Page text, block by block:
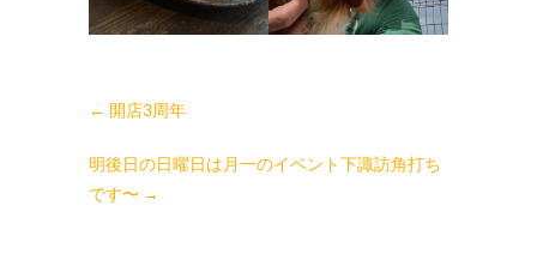
← 開店3周年
明後日の日曜日は月一のイベント下諏訪角打ち
です〜 →